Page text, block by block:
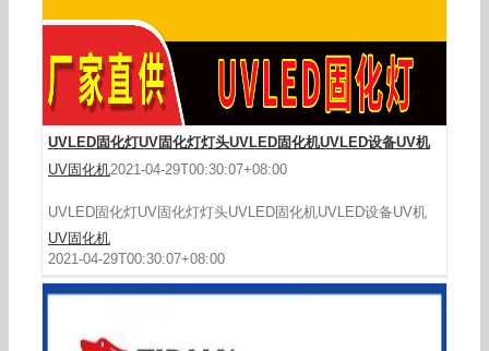
UVLED固化灯UV固化灯灯头UVLED固化机UVLED设备UV机
UV固化机2021-04-29T00:30:07+08:00
UVLED固化灯UV固化灯灯头UVLED固化机UVLED设备UV机
UV固化机
2021-04-29T00:30:07+08:00